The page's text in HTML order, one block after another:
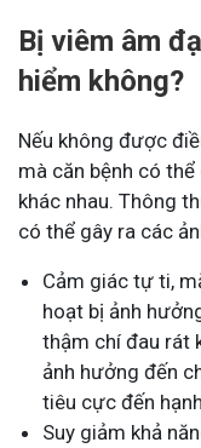
Bị viêm âm
hiểm không?
Nếu không được
mà căn bệnh có
khác nhau. Thông
có thể gây ra các
Cảm giác tự ti,
hoạt bị ảnh
thậm chí đau rát
ảnh hưởng đến
tiêu cực đến
Suy giảm khả